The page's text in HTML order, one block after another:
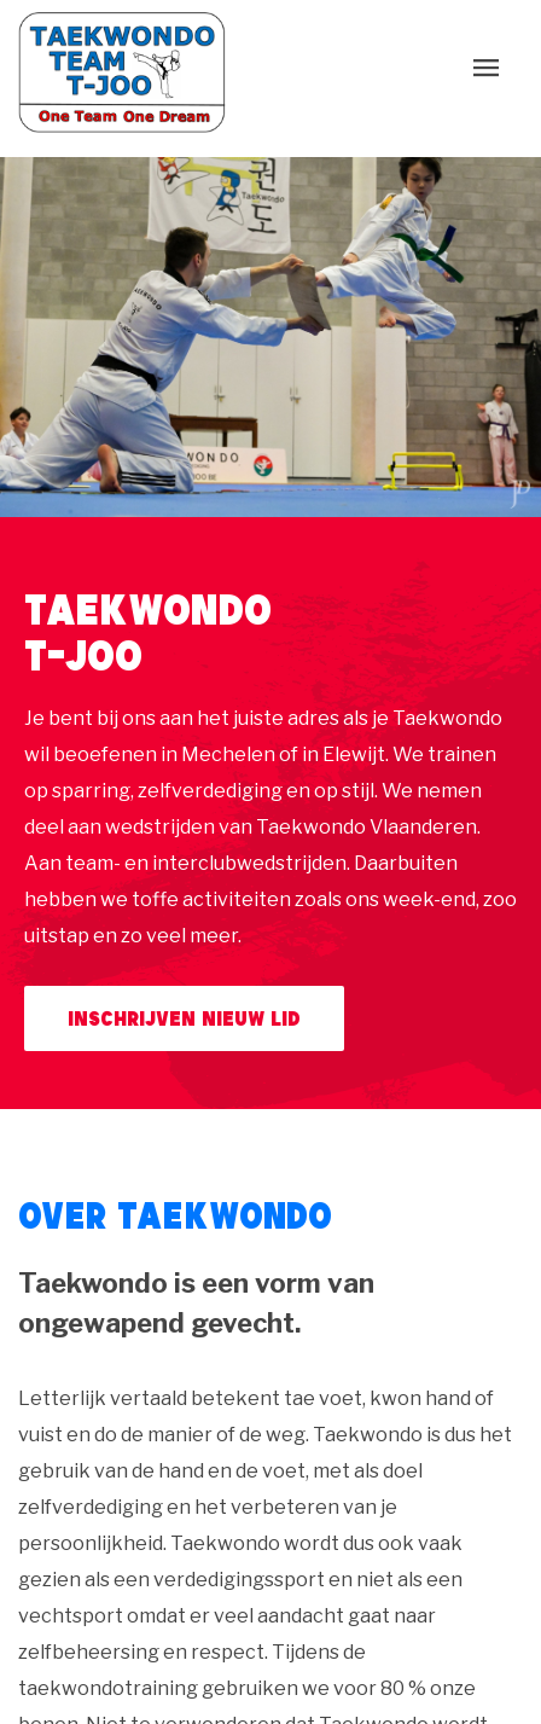
Taekwondo
T-JOO
Je bent bij ons aan het juiste adres als je Taekwondo
wil beoefenen in Mechelen of in Elewijt. We trainen
op sparring, zelfverdediging en op stijl. We nemen
deel aan wedstrijden van Taekwondo Vlaanderen.
Aan team- en interclubwedstrijden. Daarbuiten
hebben we toffe activiteiten zoals ons week-end, zoo
uitstap en zo veel meer.
Inschrijven nieuw lid
Over Taekwondo
Taekwondo is een vorm van
ongewapend gevecht.
Letterlijk vertaald betekent tae voet, kwon hand of
vuist en do de manier of de weg. Taekwondo is dus het
gebruik van de hand en de voet, met als doel
zelfverdediging en het verbeteren van je
persoonlijkheid. Taekwondo wordt dus ook vaak
gezien als een verdedigingssport en niet als een
vechtsport omdat er veel aandacht gaat naar
zelfbeheersing en respect. Tijdens de
taekwondotraining gebruiken we voor 80 % onze